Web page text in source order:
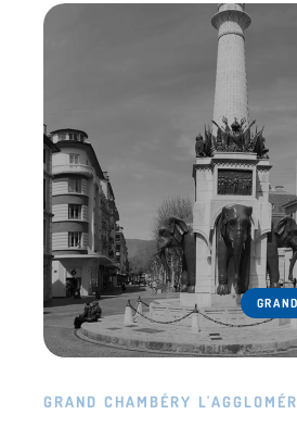
GRAND CHAMBÉRY